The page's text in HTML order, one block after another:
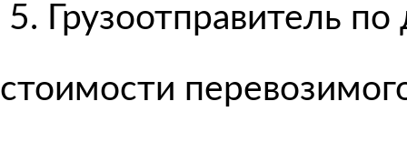
5. Грузоотправитель по
стоимости